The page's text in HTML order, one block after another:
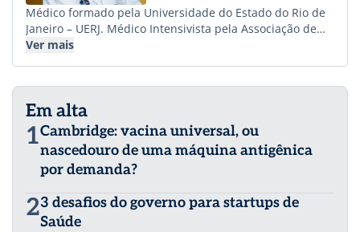
Médico formado pela Universidade do Estado do Rio de
Janeiro – UERJ. Médico Intensivista pela Associação de
Medicina Intensiva do Brasil – AMIB. Especialista em
Especialista em Administração Hospitalar e Gestão de
Unidades de Saúde pela Escola de Administração da
Universidade Federal da Bahia – UFBA. Especialista em
Economia da Saúde pela Universidade Federal de
Goiás/Ministério da Saúde. Responsável Técnico das
Regional Leopoldo Bevilácqua – HRLB, da Secretaria
Estadual da Saúde do Estado de São Paulo, gerido pelo
Ver mais
Em alta
1Cambridge: vacina universal, ou
nascedouro de uma máquina antigênica
por demanda?
23 desafios do governo para startups de
Saúde